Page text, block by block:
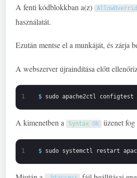
A fenti kódblokkban a(z)
használatát.
Ezután mentse el a munkáját, és zárja
A webszerver újraindítása előtt
1 $ sudo apache2ctl configtest
A kimenetben a Syntax OK üzenet fog
1 $ sudo systemctl restart